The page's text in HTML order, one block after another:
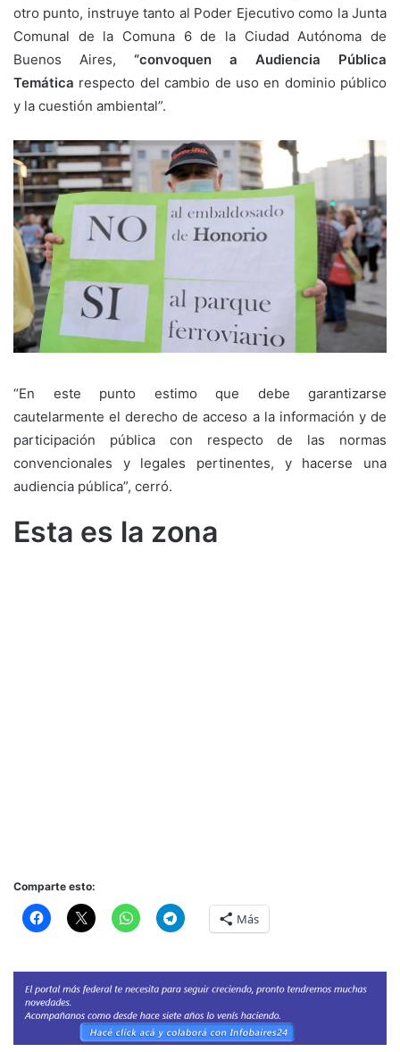
otro punto, instruye tanto al Poder Ejecutivo como la Junta
Comunal de la Comuna 6 de la Ciudad Autónoma de
Buenos Aires, “convoquen a Audiencia Pública
Temática respecto del cambio de uso en dominio público
y la cuestión ambiental”.
“En este punto estimo que debe garantizarse
cautelarmente el derecho de acceso a la información y de
participación pública con respecto de las normas
convencionales y legales pertinentes, y hacerse una
audiencia pública”, cerró.
Esta es la zona
Comparte esto:
Más